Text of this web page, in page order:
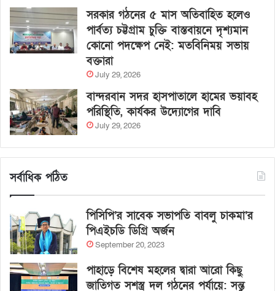
সরকার গঠনের ৫ মাস অতিবাহিত হলেও
পার্বত্য চট্টগ্রাম চুক্তি বাস্তবায়নে দৃশ্যমান
কোনো পদক্ষেপ নেই: মতবিনিময় সভায়
বক্তারা
July 29, 2026
বান্দরবান সদর হাসপাতালে হামের ভয়াবহ
পরিস্থিতি, কার্যকর উদ্যোগের দাবি
July 29, 2026
সর্বাধিক পঠিত
পিসিপি’র সাবেক সভাপতি বাবলু চাকমা’র
পিএইচডি ডিগ্রি অর্জন
September 20, 2023
পাহাড়ে বিশেষ মহলের দ্বারা আরো কিছু
জাতিগত সশস্ত্র দল গঠনের পর্যায়ে: সন্তু